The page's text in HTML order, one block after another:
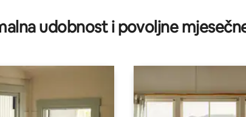
udobnost i povoljne